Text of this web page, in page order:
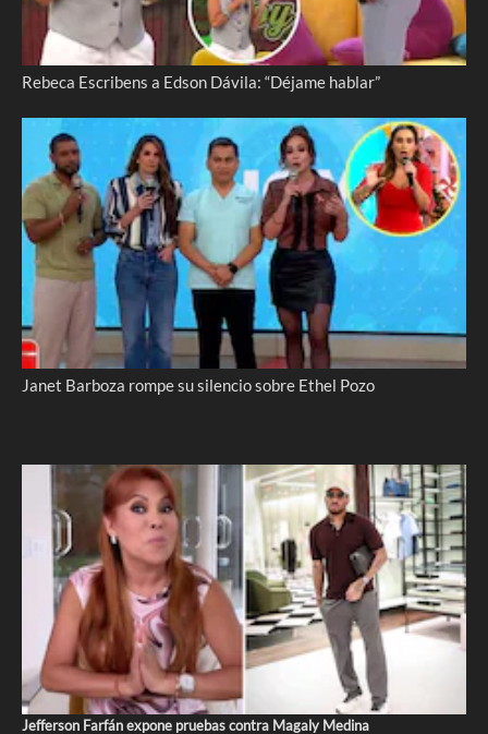
Rebeca Escribens a Edson Dávila: “Déjame hablar”
Janet Barboza rompe su silencio sobre Ethel Pozo
Jefferson Farfán expone pruebas contra Magaly Medina